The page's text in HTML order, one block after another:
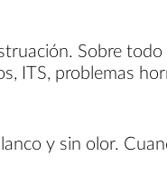
Sobre
ITS, problemas
y sin olor.